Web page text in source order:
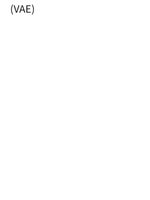
(VAE)